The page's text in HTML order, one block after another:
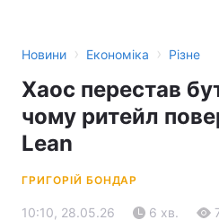
Новини › Економіка › Різне
Хаос перестав
чому ритейл
Lean
ГРИГОРІЙ БОНДАР
10:10, 28.05.26 6 хв.